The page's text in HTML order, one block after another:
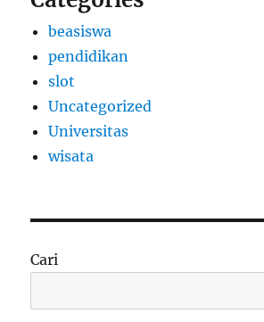
beasiswa
pendidikan
slot
Uncategorized
Universitas
wisata
Cari